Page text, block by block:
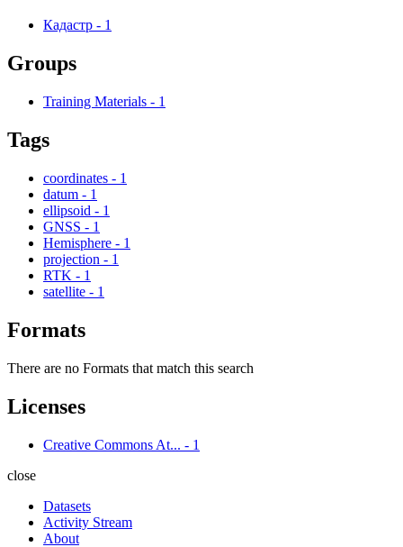
Кадастр - 1
Groups
Training Materials - 1
Tags
coordinates - 1
datum - 1
ellipsoid - 1
GNSS - 1
Hemisphere - 1
projection - 1
RTK - 1
satellite - 1
Formats
There are no Formats that match this search
Licenses
Creative Commons At... - 1
close
Datasets
Activity Stream
About